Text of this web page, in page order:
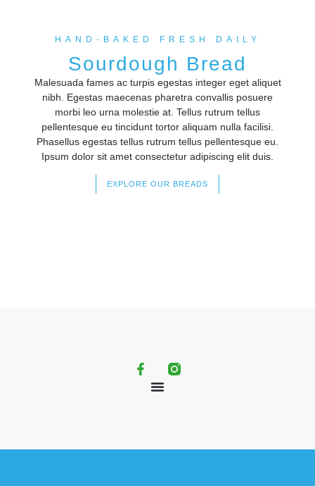
HAND-BAKED FRESH DAILY
Sourdough Bread
Malesuada fames ac turpis egestas integer eget aliquet
nibh. Egestas maecenas pharetra convallis posuere
morbi leo urna molestie at. Tellus rutrum tellus
pellentesque eu tincidunt tortor aliquam nulla facilisi.
Phasellus egestas tellus rutrum tellus pellentesque eu.
Ipsum dolor sit amet consectetur adipiscing elit duis.
EXPLORE OUR BREADS